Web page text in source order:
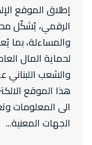
إطلاق الموقع
الرقمي، يُشكّل
والمساءلة، بما
لحماية المال
والشعب
هذا الموقع
الى المعلومات
الجهات المعنية...